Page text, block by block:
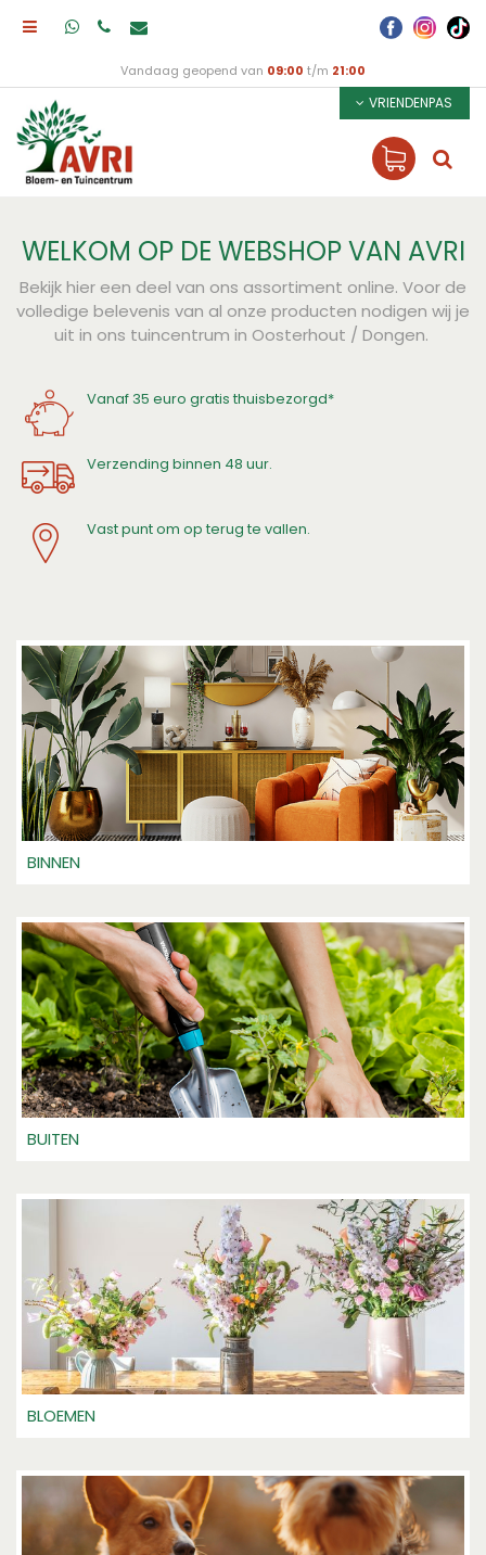
Vandaag geopend van 09:00 t/m 21:00
VRIENDENPAS
WELKOM OP DE WEBSHOP VAN AVRI
Bekijk hier een deel van ons assortiment online. Voor de
volledige belevenis van al onze producten nodigen wij je
uit in ons tuincentrum in Oosterhout / Dongen.
Vanaf 35 euro gratis thuisbezorgd*
Verzending binnen 48 uur.
Vast punt om op terug te vallen.
BINNEN
BUITEN
BLOEMEN